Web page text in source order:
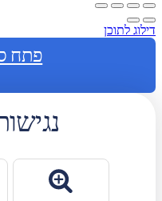
דילוג לתוכן
פתח